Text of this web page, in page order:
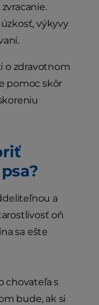
výkyvy
o zdravotnom
pomoc skôr
a
oň
sa ešte
chovateľa s
bude, ak si